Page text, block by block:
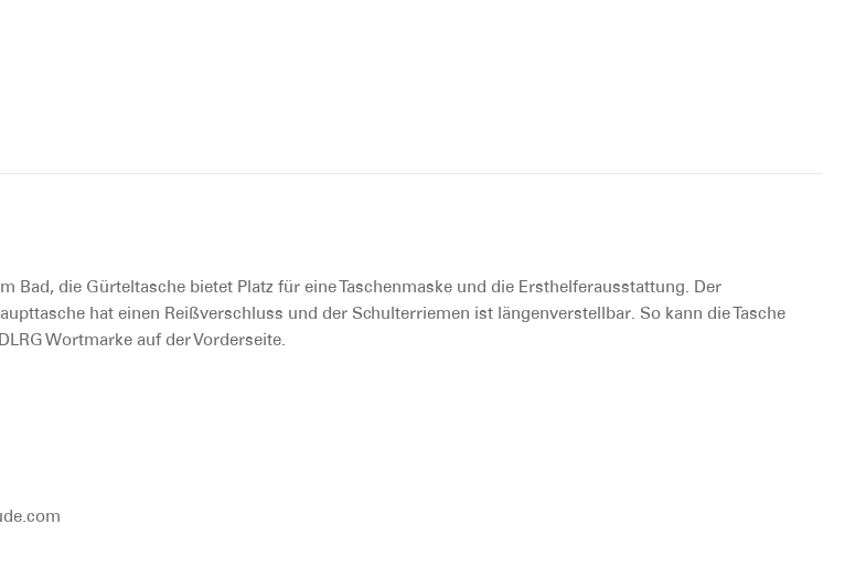
Bad, die Gürteltasche bietet Platz für eine Taschenmaske und die Ersthelferausstattung. Der
hat einen Reißverschluss und der Schulterriemen ist längenverstellbar. So kann die Tasche
Wortmarke auf der Vorderseite.